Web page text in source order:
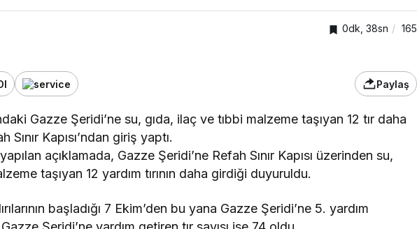
0dk, 38sn 165
Paylaş
Gazze Şeridi’ne su, gıda, ilaç ve tıbbi malzeme taşıyan 12 tır daha
Sınır Kapısı’ndan giriş yaptı.
yapılan açıklamada, Gazze Şeridi’ne Refah Sınır Kapısı üzerinden su,
taşıyan 12 yardım tırının daha girdiği duyuruldu.
başladığı 7 Ekim’den bu yana Gazze Şeridi’ne 5. yardım
Alperen Tokgöz
Oyunları’nda
temsil edecek
Türkiye’nin en iyi simitleri
listesi İzmitlileri kızdırdı